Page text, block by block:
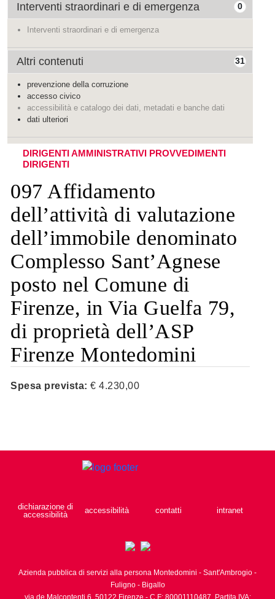
0
Interventi straordinari e di emergenza
Interventi straordinari e di emergenza
31
Altri contenuti
prevenzione della corruzione
accesso civico
accessibilità e catalogo dei dati, metadati e banche dati
dati ulteriori
DIRIGENTI AMMINISTRATIVI PROVVEDIMENTI
DIRIGENTI
097 Affidamento
dell’attività di valutazione
dell’immobile denominato
Complesso Sant’Agnese
posto nel Comune di
Firenze, in Via Guelfa 79,
di proprietà dell’ASP
Firenze Montedomini
Spesa prevista: € 4.230,00
dichiarazione di
accessibilità
accessibilità contatti intranet
Azienda pubblica di servizi alla persona Montedomini - Sant'Ambrogio -
Fuligno - Bigallo
via de Malcontenti 6, 50122 Firenze - C.F: 80001110487, Partita IVA: